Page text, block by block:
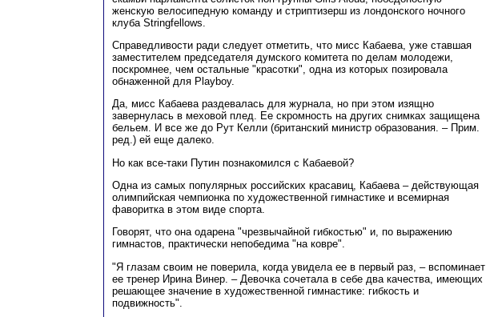
женскую велосипедную команду и стриптизерш из лондонского ночного
клуба Stringfellows.
Справедливости ради следует отметить, что мисс Кабаева, уже ставшая
заместителем председателя думского комитета по делам молодежи,
поскромнее, чем остальные "красотки", одна из которых позировала
обнаженной для Playboy.
Да, мисс Кабаева раздевалась для журнала, но при этом изящно
завернулась в меховой плед. Ее скромность на других снимках защищена
бельем. И все же до Рут Келли (британский министр образования. – Прим.
ред.) ей еще далеко.
Но как все-таки Путин познакомился с Кабаевой?
Одна из самых популярных российских красавиц, Кабаева – действующая
олимпийская чемпионка по художественной гимнастике и всемирная
фаворитка в этом виде спорта.
Говорят, что она одарена "чрезвычайной гибкостью" и, по выражению
гимнастов, практически непобедима "на ковре".
"Я глазам своим не поверила, когда увидела ее в первый раз, – вспоминает
ее тренер Ирина Винер. – Девочка сочетала в себе два качества, имеющих
решающее значение в художественной гимнастике: гибкость и
подвижность".